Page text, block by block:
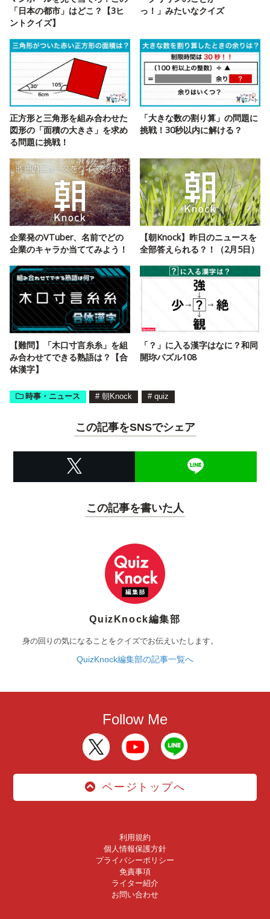
「日本の都市」はどこ？【3ヒ
ントクイズ】
っ！」みたいなクイズ
正方形と三角形を組み合わせた
図形の「面積の大きさ」を求め
る問題に挑戦！
「大きな数の割り算」の問題に
挑戦！30秒以内に解ける？
企業発のVTuber、名前でどの
企業のキャラか当ててみよう！
【朝Knock】昨日のニュースを
全部答えられる？！（2月5日）
【難問】「木口寸言糸糸」を組
み合わせてできる熟語は？【合
体漢字】
「？」に入る漢字はなに？和同
開珎パズル108
時事・ニュース # 朝Knock # quiz
この記事をSNSでシェア
この記事を書いた人
QuizKnock編集部
身の回りの気になることをクイズでお伝えいたします。
QuizKnock編集部の記事一覧へ
Follow Me
ページトップへ
利用規約
個人情報保護方針
プライバシーポリシー
免責事項
ライター紹介
お問い合わせ